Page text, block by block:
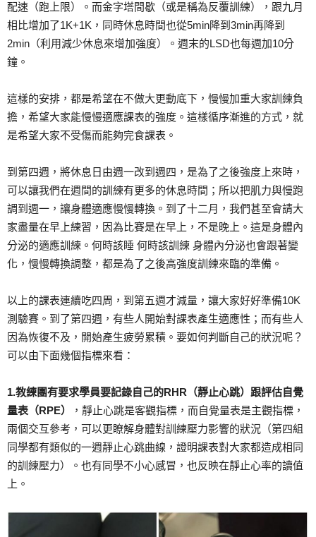
配速（跑上限）。而金字塔間歇（或是稱為反覆訓練），跟九月
相比增加了1K+1K，同時休息時間也從5min降到3min再降到
2min（利用減少休息來增加強度）。週末的LSD也每週加10分
鐘。
這樣的安排，都是希望在不做大更動底下，慢慢加重大家訓練負
擔，希望大家能慢慢適應課表的強度。這樣循序漸進的方式，就
是希望大家不受傷而能夠完食課表。
到第四週，將休息日由週一改到週四，是為了之後強度上來時，
可以讓我們在週間的訓練有更多的休息時間；所以把肌力與慢跑
調到週一，讓身體適應慢慢轉換。到了十二月，我們甚至會請大
家盡量在早上練習，因為比賽是在早上，不是晚上。這是身體內
分泌的適應訓練。何時該睡 何時該訓練 身體內分泌也會跟著變
化，慢慢轉換調整，都是為了之後高強度訓練來臨的準備。
以上的課表連續吃四周，到第五週才減量，讓大家好好準備10K
測驗賽。到了第四週，有些人開始對課表產生適應性；而有些人
因為恢復不及，開始產生疲勞累積。要如何判斷自己的狀況呢？
可以由下面幾個指標來看：
1.教練團有要求學員要記錄自己的RHR（靜止心跳）跟評估自覺
量表（RPE）
，靜止心跳是客觀指標，而自覺量表是主觀指標，
兩個交互參考，可以更瞭解身體對訓練壓力影響的狀況（第四組
同學都有類似的一週靜止心跳曲線，證明課表對大家都造成相同
的訓練壓力）。也有同學不小心感冒，也反映在靜止心率的讀值
上。